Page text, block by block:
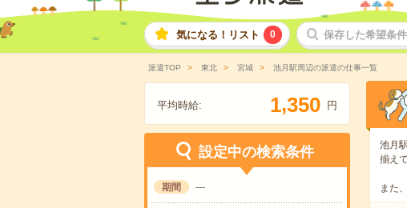
気になる！リスト 0 保存した希望条件
派遣TOP 東北 宮城 池月駅周辺の派遣の仕事一覧
平均時給: 1,350 円
設定中の検索条件
期間 ---
池月
揃え
また、